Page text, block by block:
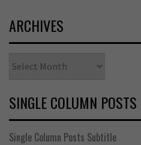
ARCHIVES
SINGLE COLUMN POSTS
Single Column Posts Subtitle